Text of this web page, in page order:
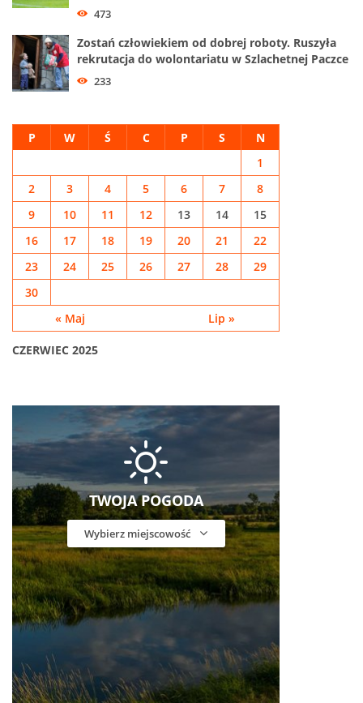
473
Zostań człowiekiem od dobrej roboty. Ruszyła
rekrutacja do wolontariatu w Szlachetnej Paczce
233
CZERWIEC 2025
P W Ś C P S N
« Maj Lip »
1
2
3 4 5 6 7
8
9
10 11 12 13 14
15
16
17 18 19 20 21
22
23
24 25 26 27 28
29
30
TWOJA POGODA
Wybierz miejscowość